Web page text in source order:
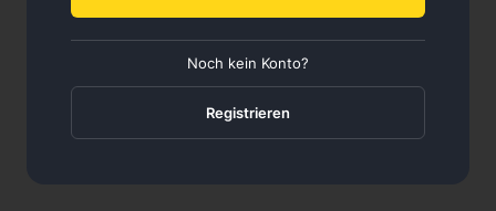
Noch kein Konto?
Registrieren